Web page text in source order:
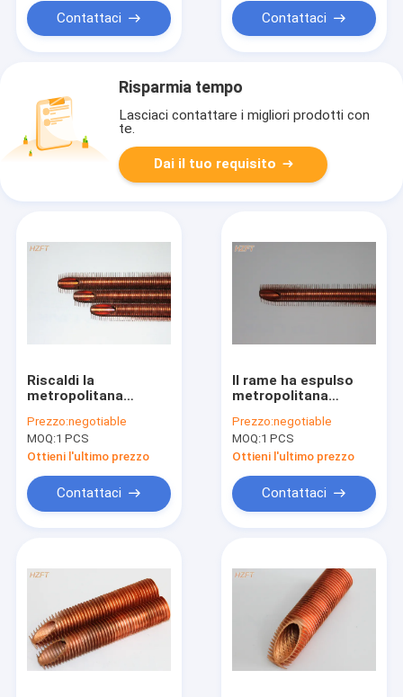
d'avvolgimento
Contattaci
con C12000/C12200
Contattaci
Risparmia tempo
Lasciaci contattare i migliori prodotti con
te.
Dai il tuo requisito
Riscaldi la
metropolitana
trasferimento
flessibile per il
diametro interno
coassiale degli
evaporatori 10.2mm
Prezzo:negotiable
MOQ:1 PCS
Ottieni l'ultimo prezzo
Contattaci
Il rame ha espulso
metropolitana
la modellatura del
Fintubes su misura
Prezzo:negotiable
MOQ:1 PCS
Ottieni l'ultimo prezzo
Contattaci